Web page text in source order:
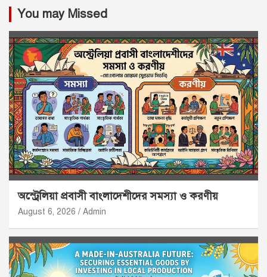
You may Missed
অস্ট্রেলিয়া প্রবাসী বাংলাদেশীদের সমস্যা ও করণীয়
August 6, 2026 Admin